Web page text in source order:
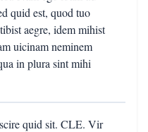
quid est, quod tuo
aegre, idem mihist
uicinam neminem
in plura sint mihi
quid sit. CLE. Vir